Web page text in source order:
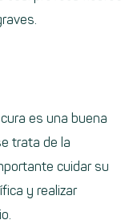
es una buena
trata de la
cuidar su
y realizar